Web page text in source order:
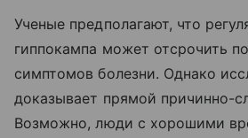
Ученые предполагают, что
гиппокампа может отсрочить
симптомов болезни. Однако
доказывает прямой причинно-
Возможно, люди с хорошими